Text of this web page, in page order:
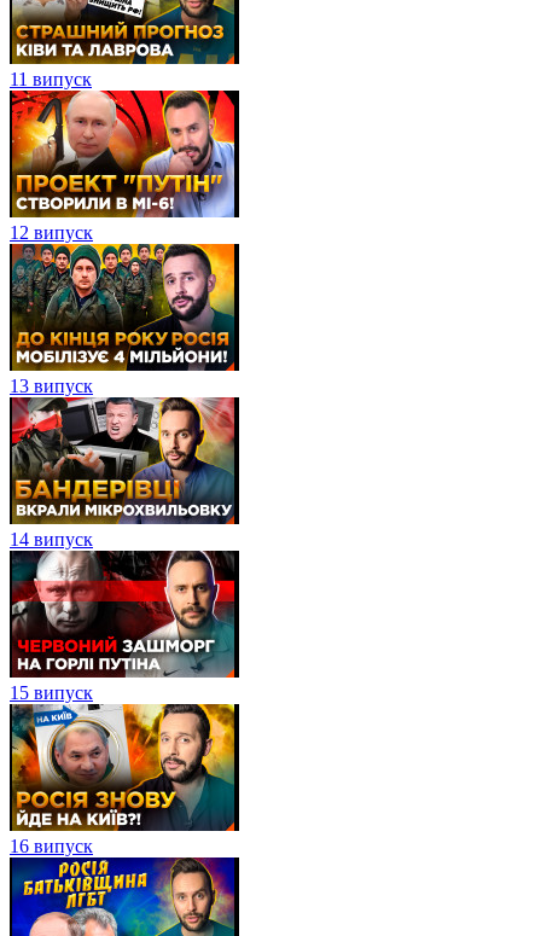
11 випуск
12 випуск
13 випуск
14 випуск
15 випуск
16 випуск